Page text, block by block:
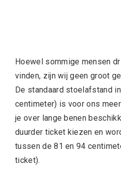
Hoewel sommige mensen
vinden, zijn wij geen groot
De standaard stoelafstand
centimeter) is voor ons
je over lange benen
duurder ticket kiezen en
tussen de 81 en 94
ticket).